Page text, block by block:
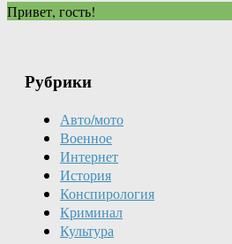
Привет, гость!
Рубрики
Авто/мото
Военное
Интернет
История
Конспирология
Криминал
Культура